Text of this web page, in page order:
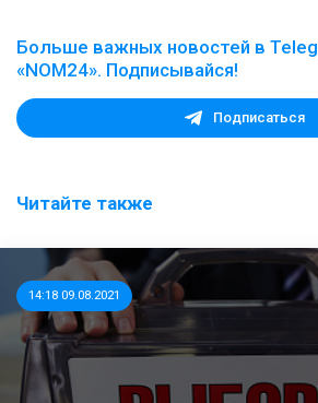
Больше важных новостей в
«NOM24». Подписывайся!
Подписаться
Читайте также
14:18 09.08.2021